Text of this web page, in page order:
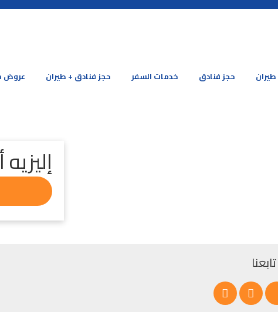
حجز فنادق خدمات السفر حجز فنادق + طيران عروض
تابعنا